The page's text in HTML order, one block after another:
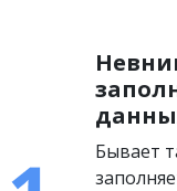
Бывает